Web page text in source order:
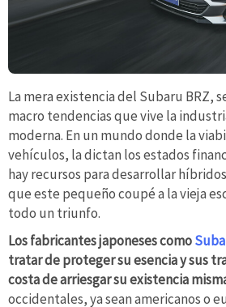
La mera existencia del Subaru BRZ,
macro tendencias que vive la
moderna. En un mundo donde la
vehículos, la dictan los estados
hay recursos para desarrollar
que este pequeño coupé a la vieja
todo un triunfo.
Los fabricantes japoneses como
tratar de proteger su esencia y sus
costa de arriesgar su existencia
occidentales, ya sean americanos o